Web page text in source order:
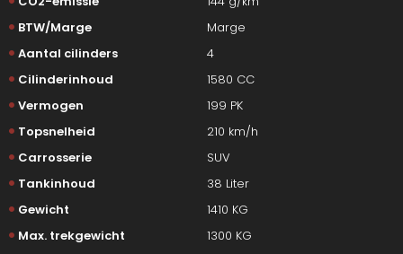
BTW/Marge
Marge
Aantal cilinders
4
Cilinderinhoud
1580 CC
Vermogen
199 PK
Topsnelheid
210 km/h
Carrosserie
SUV
Tankinhoud
38 Liter
Gewicht
1410 KG
Max. trekgewicht
1300 KG